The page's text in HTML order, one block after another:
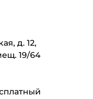
в п.1.5, за
тканей в
менее:
д. 12,
19/64